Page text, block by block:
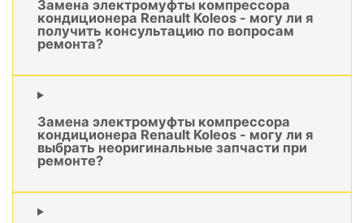
Замена электромуфты компрессора
кондиционера Renault Koleos - могу ли я
получить консультацию по вопросам
ремонта?
Замена электромуфты компрессора
кондиционера Renault Koleos - могу ли я
выбрать неоригинальные запчасти при
ремонте?